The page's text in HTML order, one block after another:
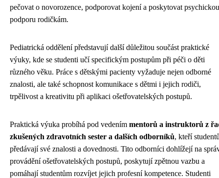
pečovat o novorozence, podporovat kojení a poskytovat psychickou
podporu rodičkám.
Pediatrická oddělení představují další důležitou součást praktické
výuky, kde se studenti učí specifickým postupům při péči o děti
různého věku. Práce s dětskými pacienty vyžaduje nejen odborné
znalosti, ale také schopnost komunikace s dětmi i jejich rodiči,
trpělivost a kreativitu při aplikaci ošetřovatelských postupů.
Praktická výuka probíhá pod vedením mentorů a instruktorů z
zkušených zdravotních sester a dalších odborníků, kteří
předávají své znalosti a dovednosti. Tito odborníci dohlížejí na
provádění ošetřovatelských postupů, poskytují zpětnou vazbu a
pomáhají studentům rozvíjet jejich profesní kompetence. Studenti